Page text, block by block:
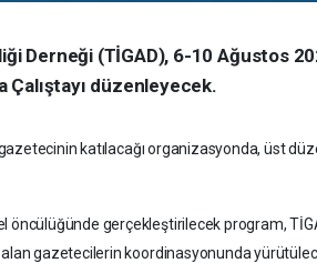
Derneği (TİGAD), 6-10 Ağustos
Çalıştayı düzenleyecek.
katılacağı organizasyonda, üst
öncülüğünde gerçekleştirilecek program,
gazetecilerin koordinasyonunda